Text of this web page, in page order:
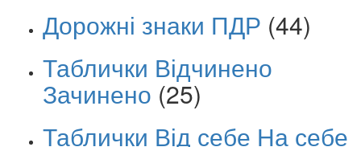
Дорожні знаки ПДР (44)
Таблички Відчинено
Зачинено (25)
Таблички Від себе На себе